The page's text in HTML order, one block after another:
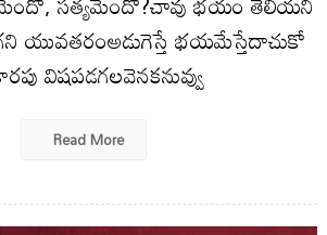
యువతరంఅడుగెస్తే భయమేస్తేదాచుకో
విషపడగలవెనకనువ్వు
Read More